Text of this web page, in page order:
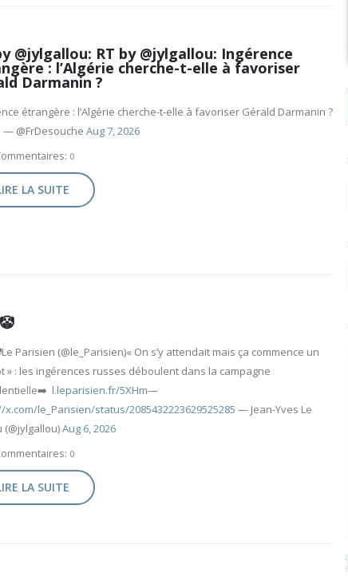
@jylgallou: RT by @jylgallou: Ingérence
: l’Algérie cherche-t-elle à favoriser
Darmanin ?
étrangère : l’Algérie cherche-t-elle à favoriser Gérald Darmanin ?
— @FrDesouche Aug 7, 2026
0
LA SUITE
Parisien (@le_Parisien)« On s’y attendait mais ça commence un
» : les ingérences russes déboulent dans la campagne
l.leparisien.fr/5XHm—
x.com/le_Parisien/status/2085432223629525285 — Jean-Yves Le
(@jylgallou)Aug 6, 2026
0
LA SUITE